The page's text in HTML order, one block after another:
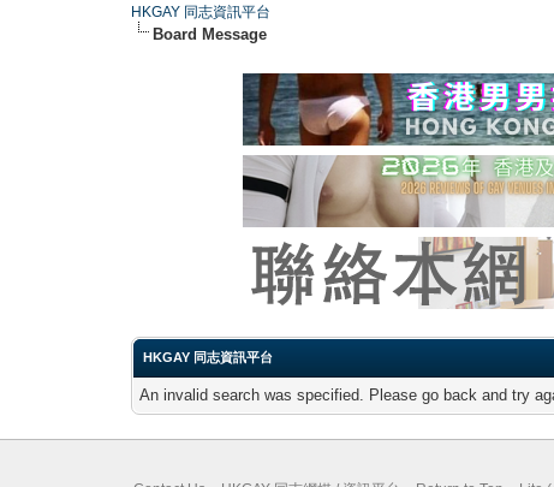
HKGAY 同志資訊平台
Board Message
HKGAY 同志資訊平台
An invalid search was specified. Please go back and try